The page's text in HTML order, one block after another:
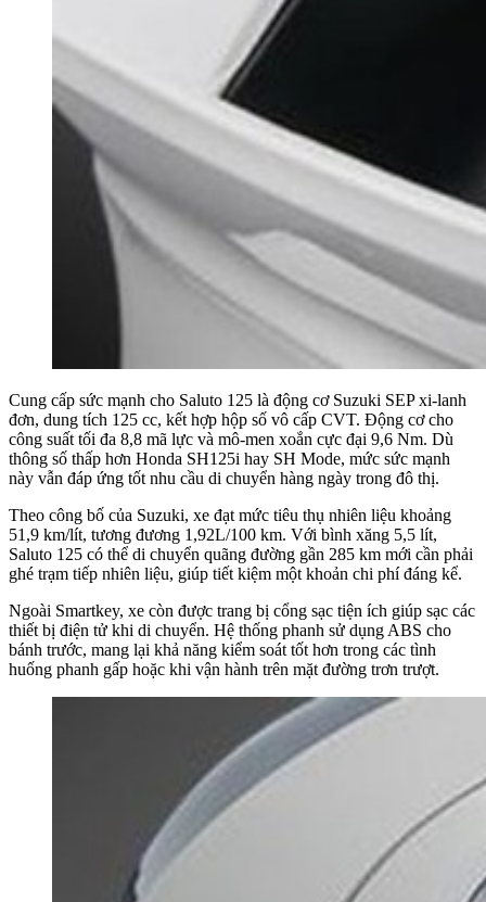
Cung cấp sức mạnh cho Saluto 125 là động cơ Suzuki SEP xi-lanh
đơn, dung tích 125 cc, kết hợp hộp số vô cấp CVT. Động cơ cho
công suất tối đa 8,8 mã lực và mô-men xoắn cực đại 9,6 Nm. Dù
thông số thấp hơn Honda SH125i hay SH Mode, mức sức mạnh
này vẫn đáp ứng tốt nhu cầu di chuyển hàng ngày trong đô thị.
Theo công bố của Suzuki, xe đạt mức tiêu thụ nhiên liệu khoảng
51,9 km/lít, tương đương 1,92L/100 km. Với bình xăng 5,5 lít,
Saluto 125 có thể di chuyển quãng đường gần 285 km mới cần phải
ghé trạm tiếp nhiên liệu, giúp tiết kiệm một khoản chi phí đáng kể.
Ngoài Smartkey, xe còn được trang bị cổng sạc tiện ích giúp sạc các
thiết bị điện tử khi di chuyển. Hệ thống phanh sử dụng ABS cho
bánh trước, mang lại khả năng kiểm soát tốt hơn trong các tình
huống phanh gấp hoặc khi vận hành trên mặt đường trơn trượt.